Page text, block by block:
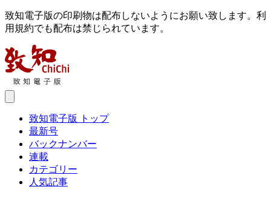
致知電子版の印刷物は配布しないようにお願い致します。利
用規約でも配布は禁じられています。
致知電子版 トップ
最新号
バックナンバー
連載
カテゴリー
人気記事